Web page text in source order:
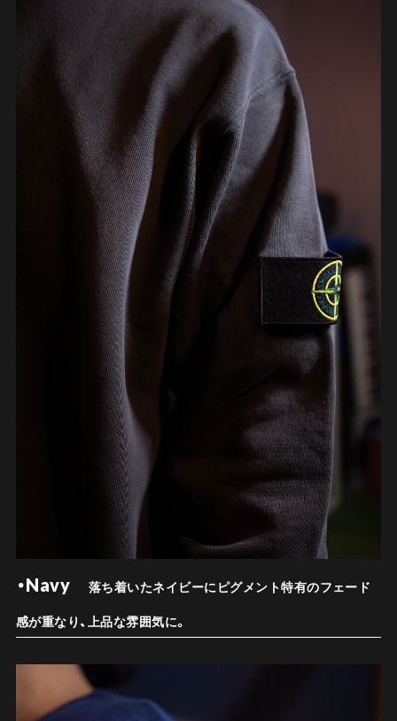
・Navy 落ち着いたネイビーにピグメント特有のフェード
感が重なり、上品な雰囲気に。